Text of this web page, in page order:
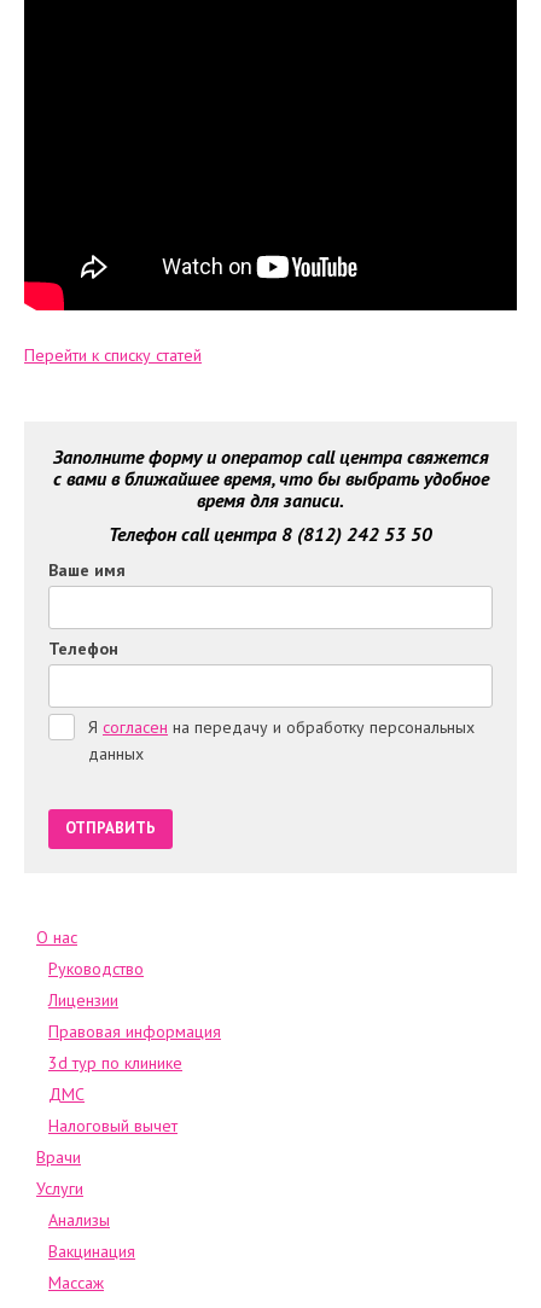
О нас
Руководство
Лицензии
Правовая информация
3d тур по клинике
ДМС
Налоговый вычет
Врачи
Услуги
Анализы
Вакцинация
Массаж
Перейти к списку статей
Заполните форму и оператор call центра свяжется
с вами в ближайшее время, что бы выбрать удобное
время для записи.
Телефон call центра 8 (812) 242 53 50
Ваше имя
Телефон
Я согласен на передачу и обработку персональных
данных